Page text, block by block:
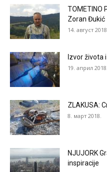
TOMETINO
Zoran Đukić
14. август
Izvor života
19. април 2018.
ZLAKUSA:
8. март 2018.
NJUJORK
inspiracije